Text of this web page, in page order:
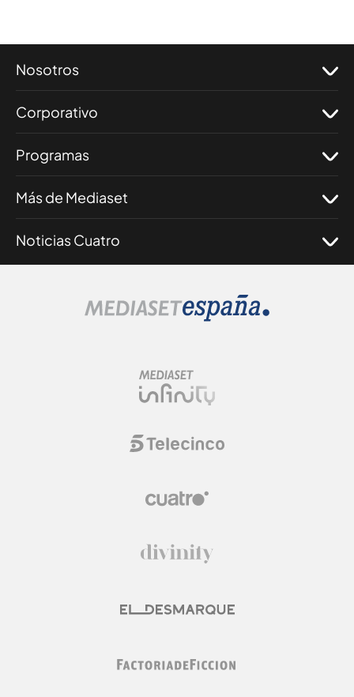
Nosotros
Corporativo
Programas
Más de Mediaset
Noticias Cuatro